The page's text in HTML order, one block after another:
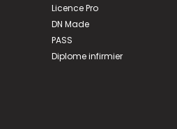
Licence Pro
DN Made
PASS
Diplome infirmier